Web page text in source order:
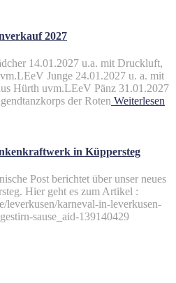
2027
14.01.2027 u.a. mit Druckluft,
Junge 24.01.2027 u. a. mit
Hürth uvm.LEeV Pänz 31.01.2027
der Roten Weiterlesen
in Küppersteg
Post berichtet über unser neues
Hier geht es zum Artikel :
leverkusen/karneval-in-leverkusen-
sause_aid-139140429